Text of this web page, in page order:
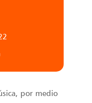
por medio